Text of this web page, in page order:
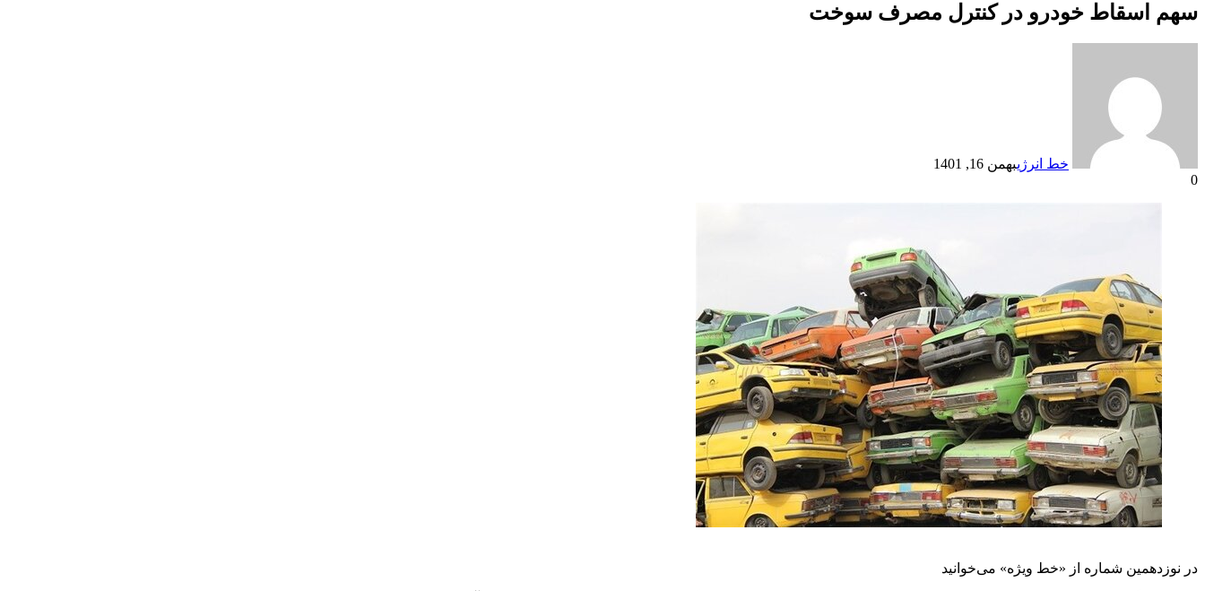
سهم اسقاط خودرو در کنترل مصرف سوخت
خط انرژیبهمن 16, 1401
0
در نوزدهمین شماره از «خط ویژه» می­‌خوانید